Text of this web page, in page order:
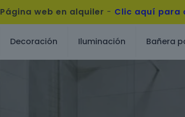
Página web en alquiler - Clic aquí para
Decoración Iluminación Bañera